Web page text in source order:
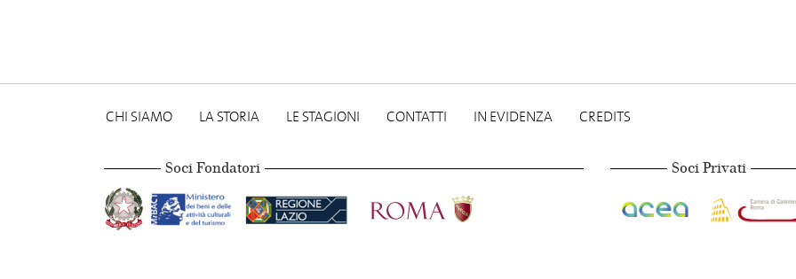
CHI SIAMO LA STORIA LE STAGIONI CONTATTI IN EVIDENZA CREDITS
Soci Fondatori Soci Privati